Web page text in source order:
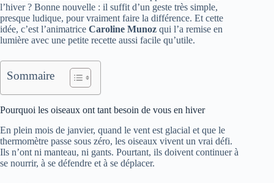
l’hiver ? Bonne nouvelle : il suffit d’un geste très simple,
presque ludique, pour vraiment faire la différence. Et cette
idée, c’est l’animatrice Caroline Munoz qui l’a remise en
lumière avec une petite recette aussi facile qu’utile.
Sommaire
Pourquoi les oiseaux ont tant besoin de vous en hiver
En plein mois de janvier, quand le vent est glacial et que le
thermomètre passe sous zéro, les oiseaux vivent un vrai défi.
Ils n’ont ni manteau, ni gants. Pourtant, ils doivent continuer à
se nourrir, à se défendre et à se déplacer.